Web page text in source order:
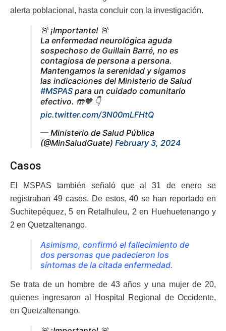
alerta poblacional, hasta concluir con la investigación.
🚨 ¡Importante! 🚨
La enfermedad neurológica aguda
sospechoso de Guillain Barré, no es
contagiosa de persona a persona.
Mantengamos la serenidad y sigamos
las indicaciones del Ministerio de Salud
#MSPAS para un cuidado comunitario
efectivo. 🤲💙 👇
pic.twitter.com/3N00mLFHtQ
— Ministerio de Salud Pública
(@MinSaludGuate) February 3, 2024
Casos
El MSPAS también señaló que al 31 de enero se
registraban 49 casos. De estos, 40 se han reportado en
Suchitepéquez, 5 en Retalhuleu, 2 en Huehuetenango y
2 en Quetzaltenango.
Asimismo, confirmó el fallecimiento de
dos personas que padecieron los
síntomas de la citada enfermedad.
Se trata de un hombre de 43 años y una mujer de 20,
quienes ingresaron al Hospital Regional de Occidente,
en Quetzaltenango.